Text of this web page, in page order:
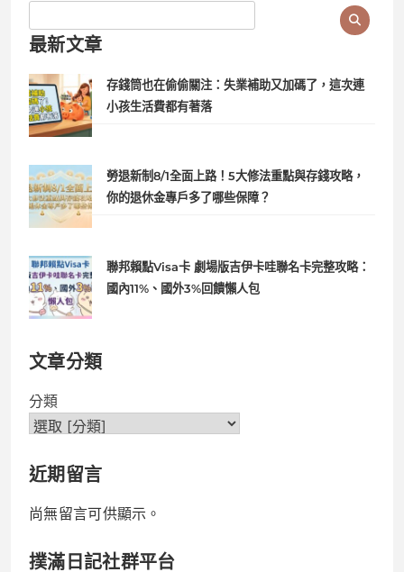
最新文章
存錢筒也在偷偷關注：失業補助又加碼了，這次連
小孩生活費都有著落
勞退新制8/1全面上路！5大修法重點與存錢攻略，
你的退休金專戶多了哪些保障？
聯邦賴點Visa卡 劇場版吉伊卡哇聯名卡完整攻略：
國內11%、國外3%回饋懶人包
文章分類
分類
近期留言
尚無留言可供顯示。
撲滿日記社群平台